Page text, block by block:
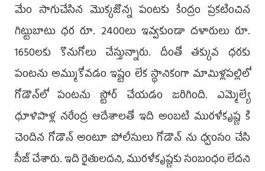
మేం సాగుచేసిన మొక్క‌జొన్న పంట‌కు కేంద్రం ప్ర‌క‌టించిన
గిట్టుబాటు ధ‌ర రూ. 2400లు ఇవ్వ‌కుండా ద‌ళారులు రూ.
1650ల‌కు కొనుగోలు చేస్తున్నారు. దీంతో త‌క్కువ ధ‌ర‌కు
పంట‌ను అమ్ముకోవ‌డం ఇష్టం లేక స్థానికంగా మామిళ్ల‌ప‌ల్లిలో
గోడౌన్‌లో పంట‌ను స్టోర్ చేయ‌డం జ‌రిగింది. ఎమ్మెల్యే
ధూళిపాళ్ల న‌రేంద్ర ఆదేశాల‌తో ఇది అంబ‌టి ముర‌ళీకృష్ణ కి
చెందిన గోడౌన్ అంటూ పోలీసులు గోడౌన్ ను ధ్వంసం చేసి
సీజ్ చేశారు. ఇది రైతుల‌ద‌ని, ముర‌ళీకృష్ణ‌కు సంబంధం లేద‌ని